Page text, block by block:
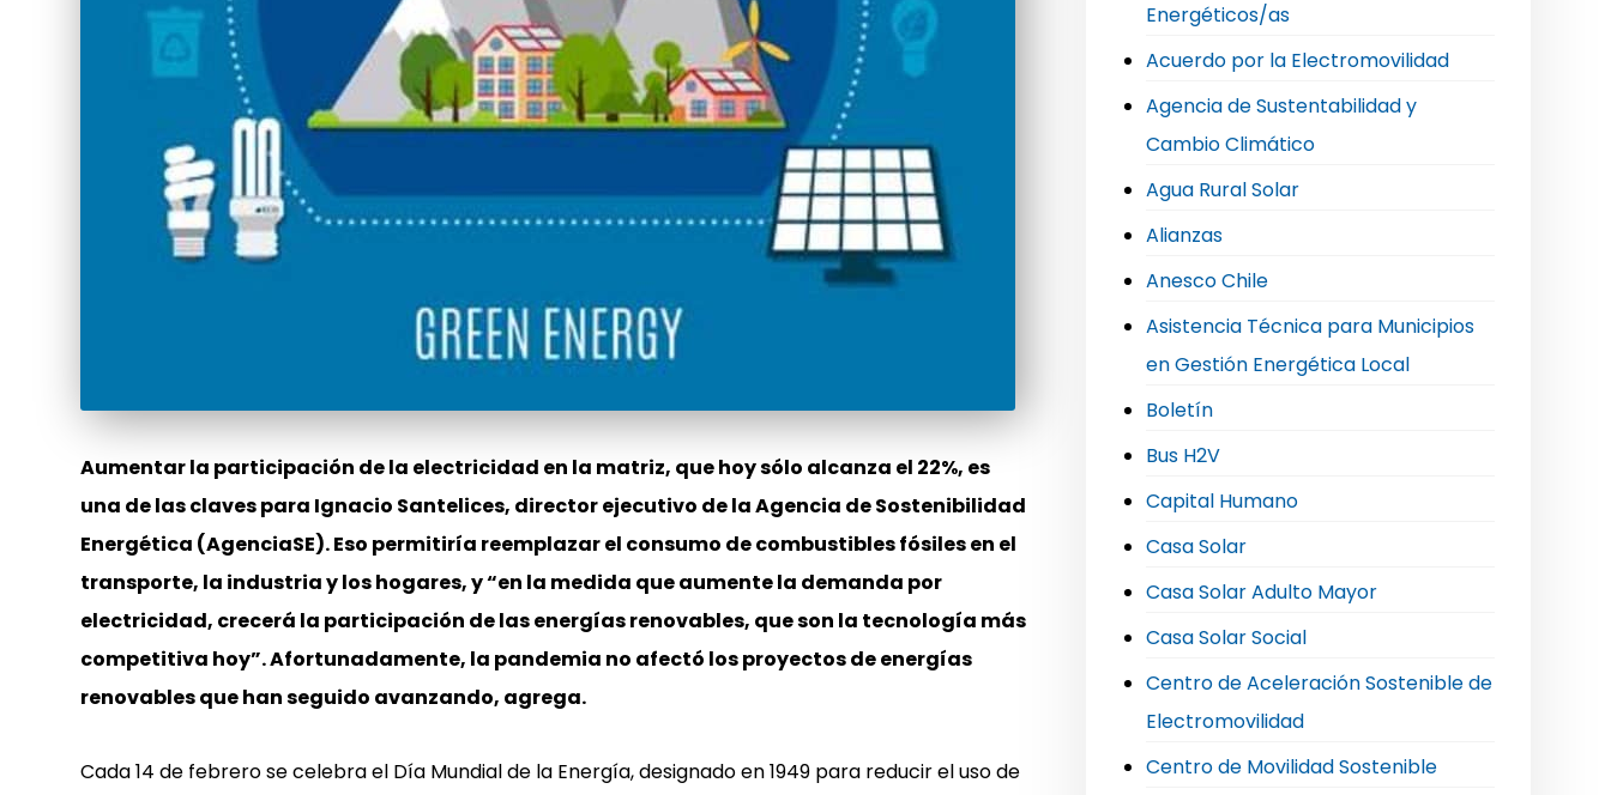
Aumentar la participación de la electricidad en la matriz, que hoy sólo alcanza el 22%, es
una de las claves para Ignacio Santelices, director ejecutivo de la Agencia de Sostenibilidad
Energética (AgenciaSE). Eso permitiría reemplazar el consumo de combustibles fósiles en el
transporte, la industria y los hogares, y “en la medida que aumente la demanda por
electricidad, crecerá la participación de las energías renovables, que son la tecnología más
competitiva hoy”. Afortunadamente, la pandemia no afectó los proyectos de energías
renovables que han seguido avanzando, agrega.
Cada 14 de febrero se celebra el Día Mundial de la Energía, designado en 1949 para reducir el uso de
Energéticos/as
Acuerdo por la Electromovilidad
Agencia de Sustentabilidad y
Cambio Climático
Agua Rural Solar
Alianzas
Anesco Chile
Asistencia Técnica para Municipios
en Gestión Energética Local
Boletín
Bus H2V
Capital Humano
Casa Solar
Casa Solar Adulto Mayor
Casa Solar Social
Centro de Aceleración Sostenible de
Electromovilidad
Centro de Movilidad Sostenible